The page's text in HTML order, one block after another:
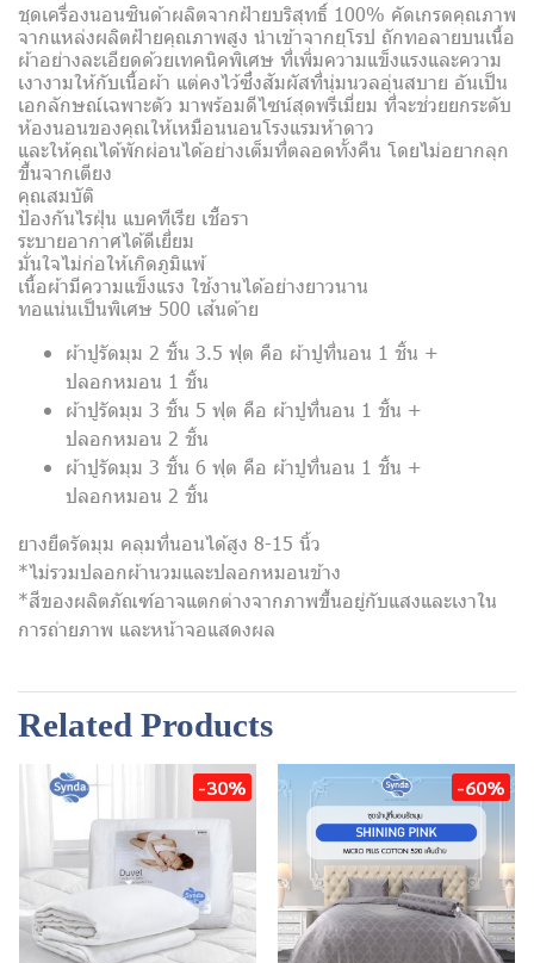
ชุดเครื่องนอนซินด้าผลิตจากฝ้ายบริสุทธิ์ 100% คัดเกรดคุณภาพ
จากแหล่งผลิตฝ้ายคุณภาพสูง นำเข้าจากยุโรป ถักทอลายบนเนื้อ
ผ้าอย่างละเอียดด้วยเทคนิคพิเศษ ที่เพิ่มความแข็งแรงและความ
เงางามให้กับเนื้อผ้า แต่คงไว้ซึ่งสัมผัสที่นุ่มนวลอุ่นสบาย อันเป็น
เอกลักษณ์เฉพาะตัว มาพร้อมดีไซน์สุดพรีเมี่ยม ที่จะช่วยยกระดับ
ห้องนอนของคุณให้เหมือนนอนโรงแรมห้าดาว
และให้คุณได้พักผ่อนได้อย่างเต็มที่ตลอดทั้งคืน โดยไม่อยากลุก
ขึ้นจากเตียง
คุณสมบัติ
ป้องกันไรฝุ่น แบคทีเรีย เชื้อรา
ระบายอากาศได้ดีเยี่ยม
มั่นใจไม่ก่อให้เกิดภูมิแพ้
เนื้อผ้ามีความแข็งแรง ใช้งานได้อย่างยาวนาน
ทอแน่นเป็นพิเศษ 500 เส้นด้าย
ผ้าปูรัดมุม 2 ชิ้น 3.5 ฟุต คือ ผ้าปูที่นอน 1 ชิ้น +
ปลอกหมอน 1 ชิ้น
ผ้าปูรัดมุม 3 ชิ้น 5 ฟุต คือ ผ้าปูที่นอน 1 ชิ้น +
ปลอกหมอน 2 ชิ้น
ผ้าปูรัดมุม 3 ชิ้น 6 ฟุต คือ ผ้าปูที่นอน 1 ชิ้น +
ปลอกหมอน 2 ชิ้น
ยางยืดรัดมุม คลุมที่นอนได้สูง 8-15 นิ้ว
*ไม่รวมปลอกผ้านวมและปลอกหมอนข้าง
*สีของผลิตภัณฑ์อาจแตกต่างจากภาพขึ้นอยู่กับแสงและเงาใน
การถ่ายภาพ และหน้าจอแสดงผล
Related Products
-30% -60%